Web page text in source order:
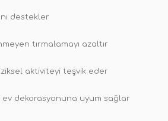
destekler
tırmalamayı azaltır
aktiviteyi teşvik eder
dekorasyonuna uyum sağlar